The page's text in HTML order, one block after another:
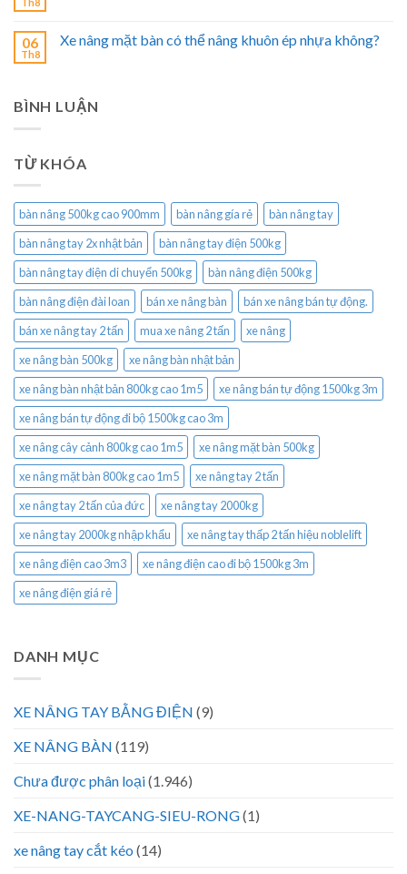
Th8
06
Th8
Xe nâng mặt bàn có thể nâng khuôn ép nhựa không?
BÌNH LUẬN
TỪ KHÓA
bàn nâng 500kg cao 900mm bàn nâng gía rẻ
bàn nâng tay
bàn nâng tay 2x nhật bản
bàn nâng tay điện 500kg
bàn nâng tay điện di chuyển 500kg
bàn nâng điện 500kg
bàn nâng điện đài loan
bán xe nâng bàn
bán xe nâng bán tự động.
bán xe nâng tay 2 tấn
mua xe nâng 2 tấn
xe nâng
xe nâng bàn 500kg
xe nâng bàn nhật bản
xe nâng bàn nhật bản 800kg cao 1m5
xe nâng bán tự động 1500kg 3m
xe nâng bán tự động đi bộ 1500kg cao 3m
xe nâng cây cảnh 800kg cao 1m5
xe nâng mặt bàn 500kg
xe nâng mặt bàn 800kg cao 1m5
xe nâng tay 2 tấn
xe nâng tay 2 tấn của đức
xe nâng tay 2000kg
xe nâng tay 2000kg nhập khẩu
xe nâng tay thấp 2 tấn hiệu noblelift
xe nâng điện cao 3m3
xe nâng điện cao đi bộ 1500kg 3m
xe nâng điện giá rẻ
DANH MỤC
XE NÂNG TAY BẰNG ĐIỆN (9)
XE NÂNG BÀN (119)
Chưa được phân loại(1.946)
XE-NANG-TAYCANG-SIEU-RONG(1)
xe nâng tay cắt kéo (14)